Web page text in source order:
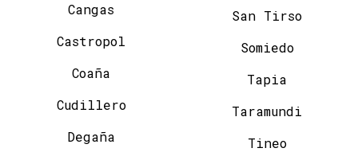
Cangas
Castropol
Coaña
Cudillero
Degaña
San Tirso
Somiedo
Tapia
Taramundi
Tineo